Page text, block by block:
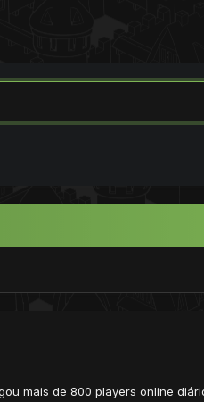
mais de 800 players online